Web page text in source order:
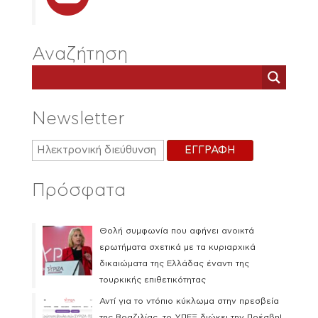
Αναζήτηση
Newsletter
Πρόσφατα
Θολή συμφωνία που αφήνει ανοικτά
ερωτήματα σχετικά με τα κυριαρχικά
δικαιώματα της Ελλάδας έναντι της
τουρκικής επιθετικότητας
Αντί για το ντόπιο κύκλωμα στην πρεσβεία